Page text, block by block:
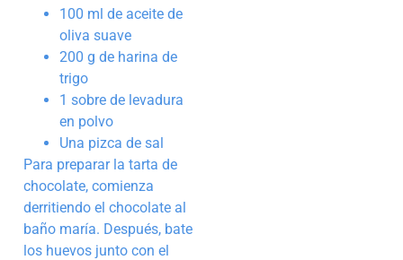
100 ml de aceite de
oliva suave
200 g de harina de
trigo
1 sobre de levadura
en polvo
Una pizca de sal
Para preparar la tarta de
chocolate, comienza
derritiendo el chocolate al
baño maría. Después, bate
los huevos junto con el